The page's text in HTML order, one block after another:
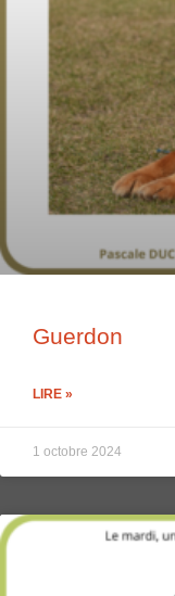
Guerdon
LIRE »
1 octobre 2024